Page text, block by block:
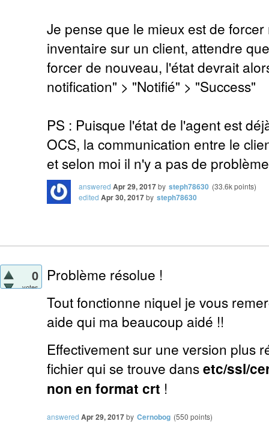
Je pense que le mieux est de
inventaire sur un client, attendre
forcer de nouveau, l'état devrait
notification" > "Notifié" > "Success"
PS : Puisque l'état de l'agent est
OCS, la communication entre le
et selon moi il n'y a pas de
answered Apr 29, 2017by steph78630 (33.6kpoints)
edited Apr 30, 2017by steph78630
0
votes
Problème résolue !
Tout fonctionne niquel je vous
aide qui ma beaucoup aidé !!
Effectivement sur une version plus
fichier qui se trouve dansetc/ssl/
non en format crt !
answered Apr 29, 2017by Cernobog (550 points)